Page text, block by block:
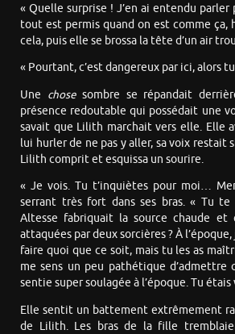
« Quelle surprise ! J’en ai entendu parler
tout est permis quand on est comme ça,
cela, puis elle se brossa la tête d’un air
« Pourtant, c’est dangereux par ici, alors
Une chose sombre se répandait
présence redoutable qui possédait une
savait que Lilith marchait vers elle. Elle
lui hurler de ne pas y aller, sa voix restait
Lilith comprit et esquissa un sourire.
« Je vois. Tu t’inquiètes pour moi…
serrant très fort dans ses bras. « Tu te
Altesse fabriquait la source chaude et
attaquées par deux sorcières ? À
faire quoi que ce soit, mais tu les as
me sens un peu pathétique d’admettre
sentie super soulagée à l’époque. Tu
Elle sentit un battement extrêmement
de Lilith. Les bras de la fille